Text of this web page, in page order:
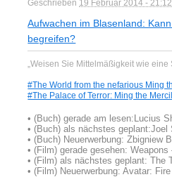
Geschrieben 19 Februar 2014 - 21:12
Aufwachen im Blasenland:
begreifen?
„Weisen Sie Mittelmäßigkeit wie
#The World from the nefarious Ming
#The Palace of Terror: Ming the
• (Buch) gerade am lesen: Lucius
• (Buch) als nächstes geplant:Joel
• (Buch) Neuerwerbung: Zbigniew
• (Film) gerade gesehen:
• (Film) als nächstes geplant: The
• (Film) Neuerwerbung: Avatar: